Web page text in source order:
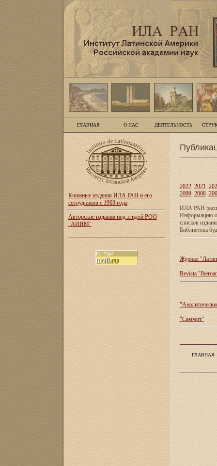
ГЛАВНАЯ О НАС ДЕЯТЕЛЬНОСТЬ
Книжные издания ИЛА РАН и его
сотрудников с 1963 года
Авторские издания под эгидой РОО
"АИИМ"
2022 2021
2009 2008
ИЛА РАН
Информацию о
списков
Библиотека
Журнал
Revista
"Саммит"
ГЛАВНАЯ